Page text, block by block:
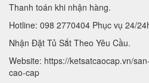
Thanh toán khi nhận hàng.
Hotline: 098 2770404 Phục vụ 24/
Nhận Đặt Tủ Sắt Theo Yêu Cầu.
Website: https://ketsatcaocap.vn/
cao-cap